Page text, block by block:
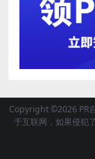
Copyright ©2026 PR
于互联网，如果侵犯